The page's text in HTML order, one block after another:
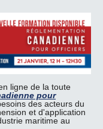
ligne de la toute
pour
des acteurs du
et d'application
maritime au